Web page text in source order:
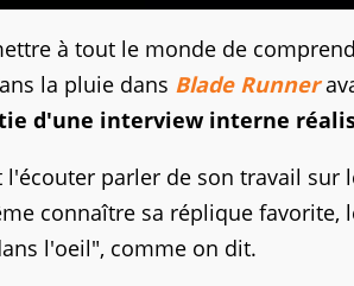
à tout le monde de
la pluie dans Blade Runner
d'une interview interne
l'écouter parler de son travail
connaître sa réplique favorite,
l'oeil", comme on dit.